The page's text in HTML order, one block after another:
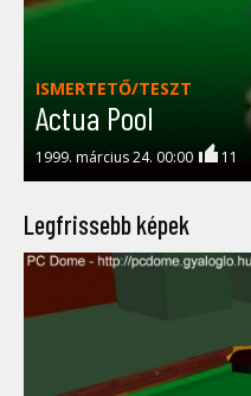
ISMERTETŐ/TESZT
Actua Pool
1999. március 24. 00:00 11
Legfrissebb képek